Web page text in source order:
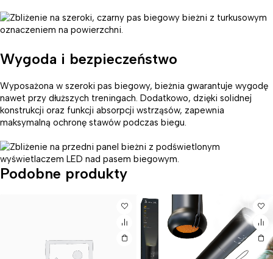
Wygoda i bezpieczeństwo
Wyposażona w szeroki pas biegowy, bieżnia gwarantuje wygodę
nawet przy dłuższych treningach. Dodatkowo, dzięki solidnej
konstrukcji oraz funkcji absorpcji wstrząsów, zapewnia
maksymalną ochronę stawów podczas biegu.
Podobne produkty